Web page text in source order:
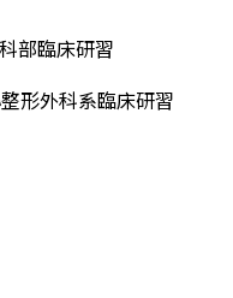
部臨床研習
形外科系臨床研習